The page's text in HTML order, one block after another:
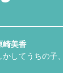
崎美香
かしてうちの子